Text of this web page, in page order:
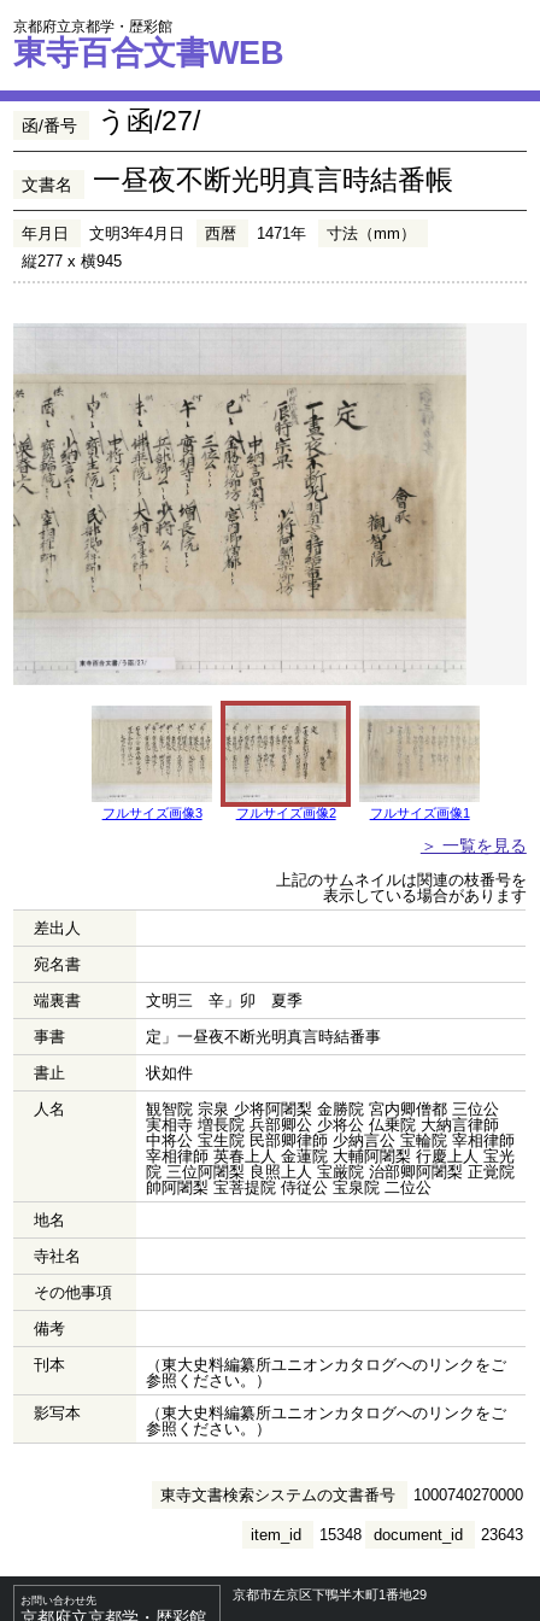
京都府立京都学・歴彩館
東寺百合文書WEB
函/番号 う函/27/
文書名 一昼夜不断光明真言時結番帳
年月日 文明3年4月日 西暦 1471年
寸法（mm）
縦277 x 横945
フルサイズ画像3 フルサイズ画像2 フルサイズ画像1
＞ 一覧を見る
上記のサムネイルは関連の枝番号を
表示している場合があります
差出人
宛名書
端裏書
文明三 辛」卯 夏季
事書
定」一昼夜不断光明真言時結番事
書止
状如件
人名
観智院 宗泉 少将阿闍梨 金勝院 宮内卿僧都 三位公
実相寺 増長院 兵部卿公 少将公 仏乗院 大納言律師
中将公 宝生院 民部卿律師 少納言公 宝輪院 宰相律師
宰相律師 英春上人 金蓮院 大輔阿闍梨 行慶上人 宝光
院 三位阿闍梨 良照上人 宝厳院 治部卿阿闍梨 正覚院
帥阿闍梨 宝菩提院 侍従公 宝泉院 二位公
地名
寺社名
その他事項
備考
刊本
（東大史料編纂所ユニオンカタログへのリンクをご
参照ください。）
影写本
（東大史料編纂所ユニオンカタログへのリンクをご
参照ください。）
東寺文書検索システムの文書番号 1000740270000
document_id 23643
item_id 15348
お問い合わせ先 京都市左京区下鴨半木町1番地29